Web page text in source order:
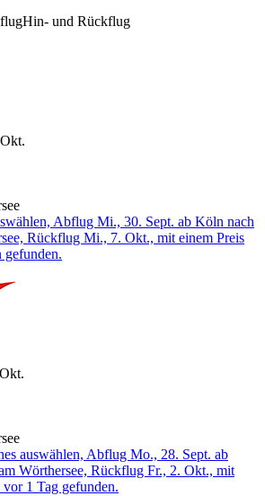
Hin- und Rückflug
Abflug Mi., 30. Sept. ab Köln nach
Rückflug Mi., 7. Okt., mit einem Preis
gefunden.
auswählen, Abflug Mo., 28. Sept. ab
Wörthersee, Rückflug Fr., 2. Okt., mit
1 Tag gefunden.